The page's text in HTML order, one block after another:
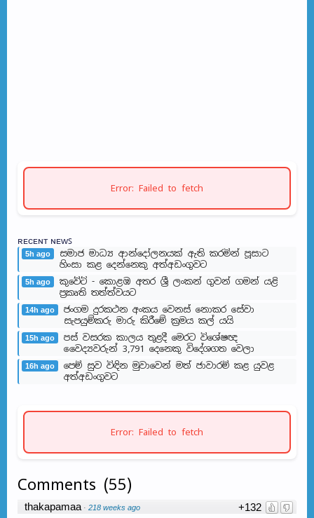
Error: Failed to fetch
ʀᴇᴄᴇɴᴛ ɴᴇᴡꜱ
5h ago
සමාජ මාධ්‍ය ආන්දෝලනයක් ඇති කරමින් පූසාට
හිංසා කළ දෙන්නෙකු අත්අඩංගුවට
5h ago
කුවේට් - කොළඹ අතර ශ්‍රී ලංකන් ගුවන් ගමන් යළි
ප්‍රකෘති තත්ත්වයට
14h ago
ජංගම දුරකථන අංකය වෙනස් නොකර සේවා
සැපයුම්කරු මාරු කිරීමේ ක්‍රමය කල් යයි
15h ago
පස් වසරක කාලය තුළදී මෙරට විශේෂඥ
වෛද්‍යවරුන් 3,791 දෙනෙකු විදේශගත වෙලා
16h ago
පෙම් සුව විඳින මුවාවෙන් මත් ජාවාරම් කළ යුවළ
අත්අඩංගුවට
Error: Failed to fetch
Comments (55)
+132
thakapamaa · 218 weeks ago